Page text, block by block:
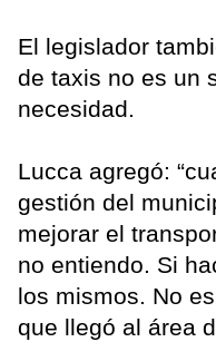
El legislador
de taxis no es un
necesidad.
Lucca agregó:
gestión del
mejorar el
no entiendo. Si
los mismos. No
que llegó al área